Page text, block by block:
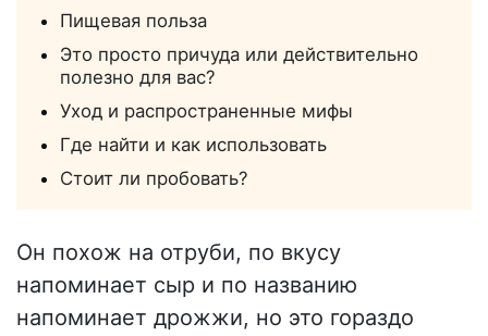
Пищевая польза
Это просто причуда или действительно
полезно для вас?
Уход и распространенные мифы
Где найти и как использовать
Стоит ли пробовать?
Он похож на отруби, по вкусу
напоминает сыр и по названию
напоминает дрожжи, но это гораздо